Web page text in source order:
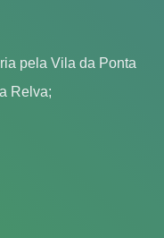
pela Vila da Ponta
Relva;